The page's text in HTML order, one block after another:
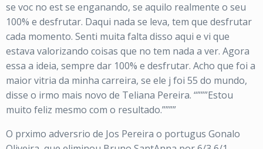
se voc no est se enganando, se aquilo realmente o seu
100% e desfrutar. Daqui nada se leva, tem que desfrutar
cada momento. Senti muita falta disso aqui e vi que
estava valorizando coisas que no tem nada a ver. Agora
essa a ideia, sempre dar 100% e desfrutar. Acho que foi a
maior vitria da minha carreira, se ele j foi 55 do mundo,
disse o irmo mais novo de Teliana Pereira. “”””Estou
muito feliz mesmo com o resultado.””””
O prximo adversrio de Jos Pereira o portugus Gonalo